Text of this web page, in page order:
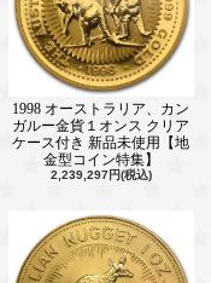
1998 オーストラリア、カン
ガルー金貨１オンス クリア
ケース付き 新品未使用【地
金型コイン特集】
2,239,297円(税込)